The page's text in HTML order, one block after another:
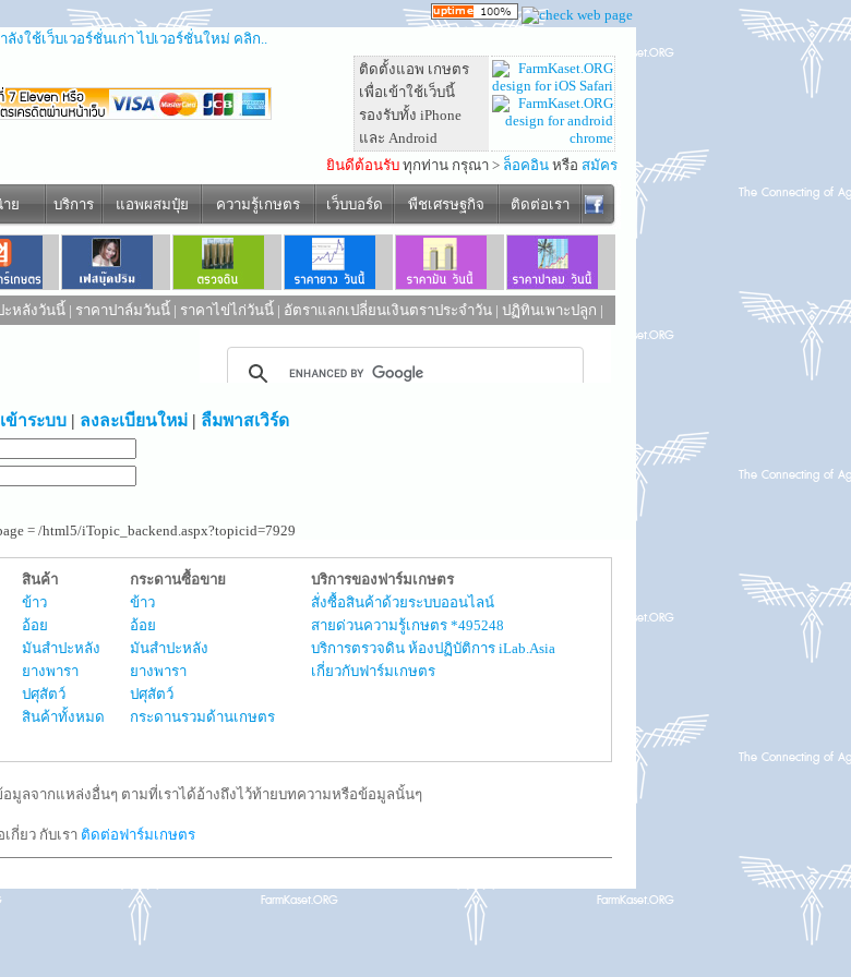
งใช้เว็บเวอร์ชั่นเก่า ไปเวอร์ชั่นใหม่ คลิก..
ติดตั้งแอพ เกษตร
เพื่อเข้าใช้เว็บนี้
รองรับทั้ง iPhone
และ Android
ยินดีต้อนรับ ทุกท่าน กรุณา > ล็อคอิน หรือ สมัคร
ย บริการ แอพผสมปุ๋ย ความรู้เกษตร เว็บบอร์ด พืชเศรษฐกิจ ติดต่อเรา
ะหลังวันนี้ | ราคาปาล์มวันนี้ | ราคาไข่ไก่วันนี้ | อัตราแลกเปลี่ยนเงินตราประจำวัน | ปฏิทินเพาะปลูก |
ข้าระบบ | ลงละเบียนใหม่ | ลืมพาสเวิร์ด
= /html5/iTopic_backend.aspx?topicid=7929
สินค้า
ข้าว
อ้อย
มันสำปะหลัง
ยางพารา
ปศุสัตว์
สินค้าทั้งหมด
กระดานซื้อขาย
ข้าว
อ้อย
มันสำปะหลัง
ยางพารา
ปศุสัตว์
กระดานรวมด้านเกษตร
บริการของฟาร์มเกษตร
สั่งซื้อสินค้าด้วยระบบออนไลน์
สายด่วนความรู้เกษตร *495248
บริการตรวจดิน ห้องปฏิบัติการ iLab.Asia
เกี่ยวกับฟาร์มเกษตร
ลจากแหล่งอื่นๆ ตามที่เราได้อ้างถึงไว้ท้ายบทความหรือข้อมูลนั้นๆ
เกี่ยว กับเรา ติดต่อฟาร์มเกษตร